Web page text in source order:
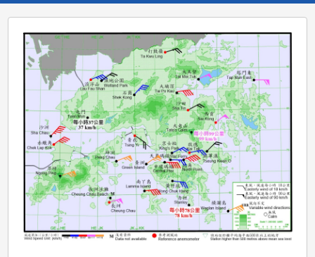
超
強
颱
風
樺
加
沙
(2518)
圖
7b